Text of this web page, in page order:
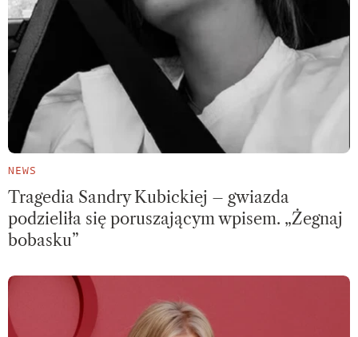
NEWS
Tragedia Sandry Kubickiej – gwiazda
podzieliła się poruszającym wpisem. „Żegnaj
bobasku”